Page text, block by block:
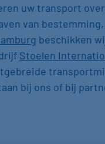
uw transport
van
beschikken
Stoelen
bij ons of bij